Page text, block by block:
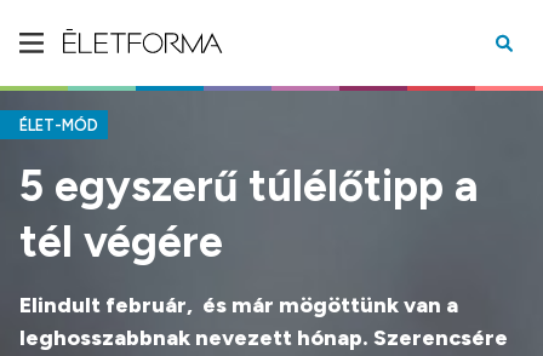
ÉLET-MÓD
5 egyszerű túlélőtipp a
tél végére
Elindult február, és már mögöttünk van a
leghosszabbnak nevezett hónap. Szerencsére